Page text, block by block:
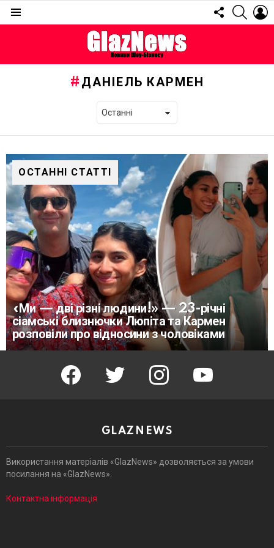
FOLLOW
US
ДАНІЕЛЬ КАРМЕН
ОСТАННІ СТАТТІ
«Ми — дві різні людини!» — 23-річні
сіамські близнючки Люпіта та Кармен
розповіли про відносини з чоловіками
facebook twitter instagram youtube
GLAZNEWS
Використання матеріалів «GlazNews» дозволяється за умови
посилання на «GlazNews».
Контактна інформація